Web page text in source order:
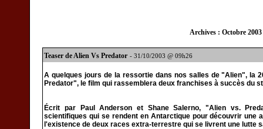
Archives : Octobre 2003
Teaser de Alien Vs Predator - 31/10/2003 @ 09h26
A quelques jours de la ressortie dans nos salles de "Alien", la
Predator", le film qui rassemblera deux franchises à succès du
Écrit par Paul Anderson et Shane Salerno, "Alien vs.
scientifiques qui se rendent en Antarctique pour découvrir une
l'existence de deux races extra-terrestre qui se livrent une lutte